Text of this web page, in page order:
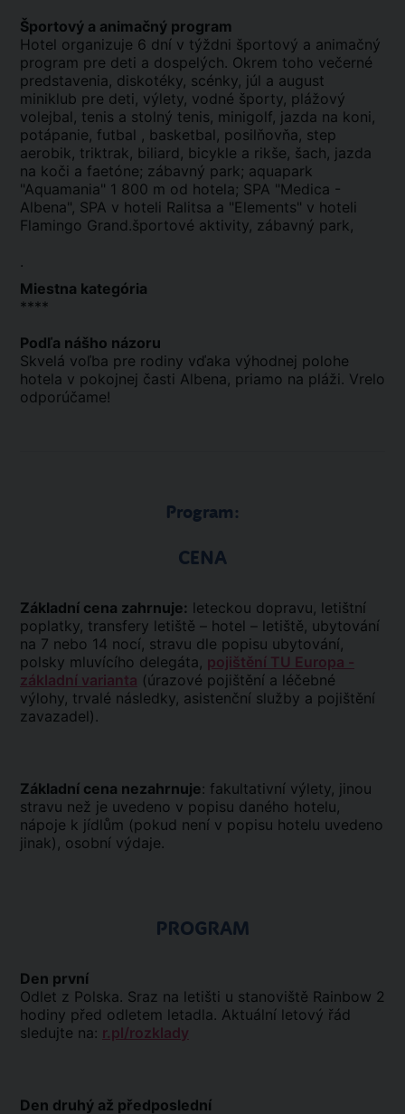
Športový a animačný program
Hotel organizuje 6 dní v týždni športový a animačný
program pre deti a dospelých. Okrem toho večerné
predstavenia, diskotéky, scénky, júl a august
miniklub pre deti, výlety, vodné športy, plážový
volejbal, tenis a stolný tenis, minigolf, jazda na koni,
potápanie, futbal , basketbal, posilňovňa, step
aerobik, triktrak, biliard, bicykle a rikše, šach, jazda
na koči a faetóne; zábavný park; aquapark
"Aquamania" 1 800 m od hotela; SPA "Medica -
Albena", SPA v hoteli Ralitsa a "Elements" v hoteli
Flamingo Grand.športové aktivity, zábavný park,
.
Miestna kategória
****
Podľa nášho názoru
Skvelá voľba pre rodiny vďaka výhodnej polohe
hotela v pokojnej časti Albena, priamo na pláži. Vrelo
odporúčame!
Program:
CENA
Základní cena zahrnuje: leteckou dopravu, letištní
poplatky, transfery letiště – hotel – letiště, ubytování
na 7 nebo 14 nocí, stravu dle popisu ubytování,
polsky mluvícího delegáta, pojištění TU Europa -
základní varianta (úrazové pojištění a léčebné
výlohy, trvalé následky, asistenční služby a pojištění
zavazadel).
Základní cena nezahrnuje: fakultativní výlety, jinou
stravu než je uvedeno v popisu daného hotelu,
nápoje k jídlům (pokud není v popisu hotelu uvedeno
jinak), osobní výdaje.
PROGRAM
Den první
Odlet z Polska. Sraz na letišti u stanoviště Rainbow 2
hodiny před odletem letadla. Aktuální letový řád
sledujte na: r.pl/rozklady
Den druhý až předposlední